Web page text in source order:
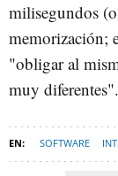
milisegundos
memorización;
"obligar al
muy diferentes".
SOFTWARE